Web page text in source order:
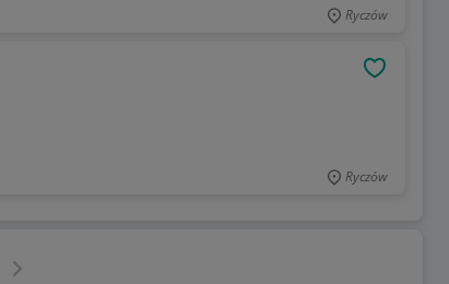
Ryczów
Ryczów
Następna strona